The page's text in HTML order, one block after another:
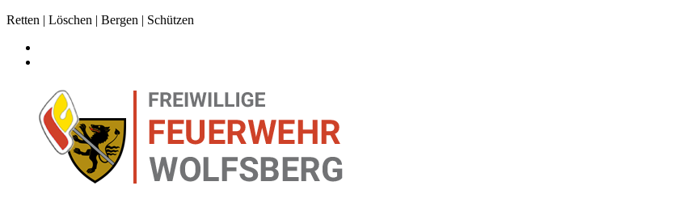
Retten | Löschen | Bergen | Schützen